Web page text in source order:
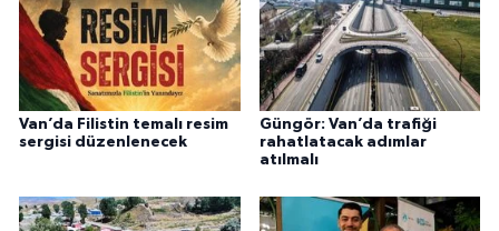
Van’da Filistin temalı resim
sergisi düzenlenecek
Güngör: Van’da trafiği
rahatlatacak adımlar
atılmalı